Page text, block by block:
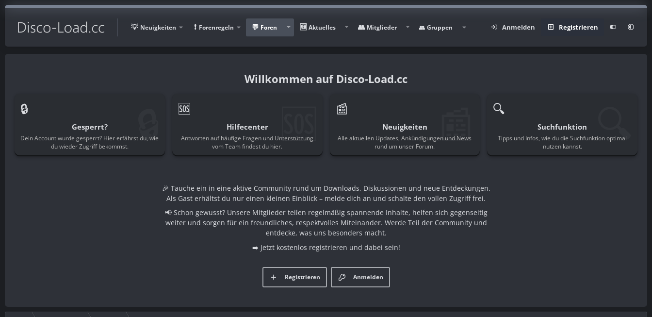
Neuigkeiten Forenregeln Foren Aktuelles Mitglieder Gruppen Anmelden Registrieren
Disco-Load.cc
🔒
Gesperrt?
Dein Account wurde gesperrt? Hier erfährst du, wie
du wieder Zugriff bekommst.
🔒 🆘
Hilfecenter
Antworten auf häufige Fragen und Unterstützung
vom Team findest du hier.🆘 📰
Neuigkeiten
Alle aktuellen Updates, Ankündigungen und News
rund um unser Forum. 📰 🔍
Suchfunktion
Tipps und Infos, wie du die Suchfunktion optimal
nutzen kannst.
🔍
🎉 Tauche ein in eine aktive Community rund um Downloads, Diskussionen und neue Entdeckungen.
Als Gast erhältst du nur einen kleinen Einblick – melde dich an und schalte den vollen Zugriff frei.
📢 Schon gewusst? Unsere Mitglieder teilen regelmäßig spannende Inhalte, helfen sich gegenseitig
weiter und sorgen für ein freundliches, respektvolles Miteinander. Werde Teil der Community und
entdecke, was uns besonders macht.
➡️ Jetzt kostenlos registrieren und dabei sein!
Anmelden
Registrieren